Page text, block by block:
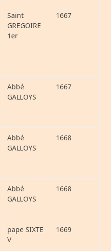
Saint
GREGOIRE
1er
1667
Abbé
GALLOYS
1667
Abbé
GALLOYS
1668
Abbé
GALLOYS
1668
pape SIXTE
V
1669